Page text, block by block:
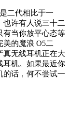
二代相比于一
也许有人说三十二
有当你放平心态等
的魔浪 O5二
真无线耳机正在大
耳机。如果最近你
的话，何不尝试一